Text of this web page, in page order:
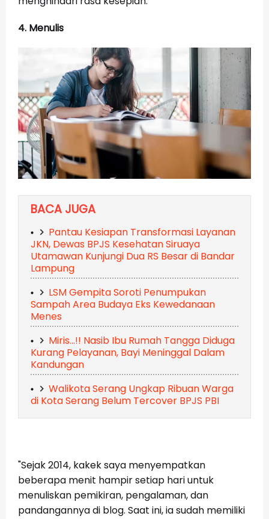
4. Menulis
BACA JUGA
Pantau Kesiapan Transformasi Layanan
JKN, Dewas BPJS Kesehatan Siruaya
Utamawan Kunjungi Dua RS Besar di Bandar
Lampung
LSM Gempita Soroti Penumpukan
Sampah Area Budaya Eks Kewedanaan
Menes
Miris...!! Nasib Ibu Rumah Tangga Diduga
Kurang Pelayanan, Bayi Meninggal Dalam
Kandungan
Walikota Serang Ungkap Ribuan Warga
di Kota Serang Belum Tercover BPJS PBI
"Sejak 2014, kakek saya menyempatkan
beberapa menit hampir setiap hari untuk
menuliskan pemikiran, pengalaman, dan
pandangannya di blog. Saat ini, ia sudah memiliki